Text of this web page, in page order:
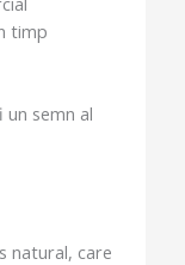
timp
semn al
natural, care